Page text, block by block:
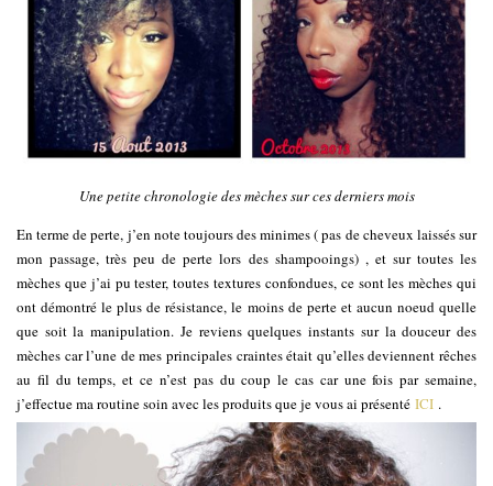
Une petite chronologie des mèches sur ces derniers mois
En terme de perte, j’en note toujours des minimes ( pas de cheveux laissés sur
mon passage, très peu de perte lors des shampooings) , et sur toutes les
mèches que j’ai pu tester, toutes textures confondues, ce sont les mèches qui
ont démontré le plus de résistance, le moins de perte et aucun noeud quelle
que soit la manipulation. Je reviens quelques instants sur la douceur des
mèches car l’une de mes principales craintes était qu’elles deviennent rêches
au fil du temps, et ce n’est pas du coup le cas car une fois par semaine,
j’effectue ma routine soin avec les produits que je vous ai présenté ICI .